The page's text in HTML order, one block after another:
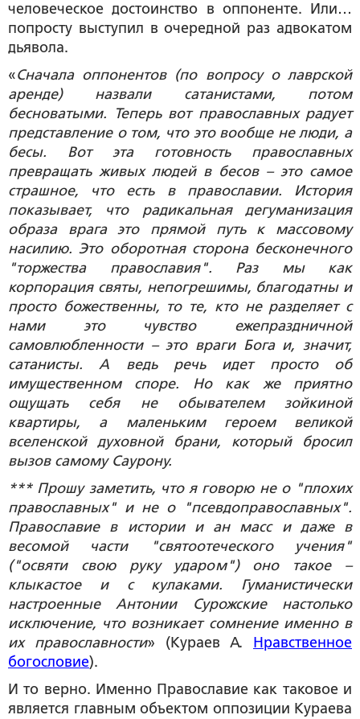
человеческое достоинство в оппоненте. Или…
попросту выступил в очередной раз адвокатом
дьявола.
«Сначала оппонентов (по вопросу о лаврской
аренде) назвали сатанистами, потом
бесноватыми. Теперь вот православных радует
представление о том, что это вообще не люди, а
бесы. Вот эта готовность православных
превращать живых людей в бесов – это самое
страшное, что есть в православии. История
показывает, что радикальная дегуманизация
образа врага это прямой путь к массовому
насилию. Это оборотная сторона бесконечного
"торжества православия". Раз мы как
корпорация святы, непогрешимы, благодатны и
просто божественны, то те, кто не разделяет с
нами это чувство ежепраздничной
самовлюбленности – это враги Бога и, значит,
сатанисты. А ведь речь идет просто об
имущественном споре. Но как же приятно
ощущать себя не обывателем зойкиной
квартиры, а маленьким героем великой
вселенской духовной брани, который бросил
вызов самому Саурону.
*** Прошу заметить, что я говорю не о "плохих
православных" и не о "псевдоправославных".
Православие в истории и ан масс и даже в
весомой части "святоотеческого учения"
("освяти свою руку ударом") оно такое –
клыкастое и с кулаками. Гуманистически
настроенные Антонии Сурожские настолько
исключение, что возникает сомнение именно в
их православности» (Кураев А.
Нравственное
богословие).
И то верно. Именно Православие как таковое и
является главным объектом оппозиции Кураева